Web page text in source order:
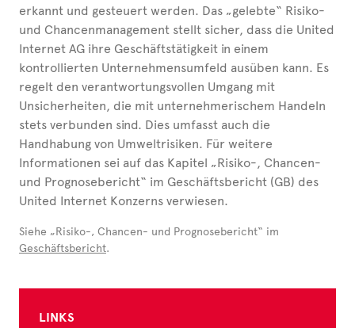
erkannt und gesteuert werden. Das „gelebte“ Risiko-
und Chancenmanagement stellt sicher, dass die United
Internet AG ihre Geschäftstätigkeit in einem
kontrollierten Unternehmensumfeld ausüben kann. Es
regelt den verantwortungsvollen Umgang mit
Unsicherheiten, die mit unternehmerischem Handeln
stets verbunden sind. Dies umfasst auch die
Handhabung von Umweltrisiken. Für weitere
Informationen sei auf das Kapitel „Risiko-, Chancen-
und Prognosebericht“ im Geschäftsbericht (GB) des
United Internet Konzerns verwiesen.
Siehe „Risiko-, Chancen- und Prognosebericht“ im
Geschäftsbericht.
LINKS